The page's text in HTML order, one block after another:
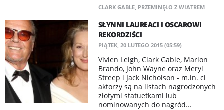
CLARK GABLE, PRZEMINĘŁO Z WIATREM
SŁYNNI LAUREACI I OSCAROWI
REKORDZIŚCI
PIĄTEK, 20 LUTEGO 2015 (05:59)
Vivien Leigh, Clark Gable, Marlon
Brando, John Wayne oraz Meryl
Streep i Jack Nicholson - m.in. ci
aktorzy są na listach nagrodzonych
złotymi statuetkami lub
nominowanych do nagród...